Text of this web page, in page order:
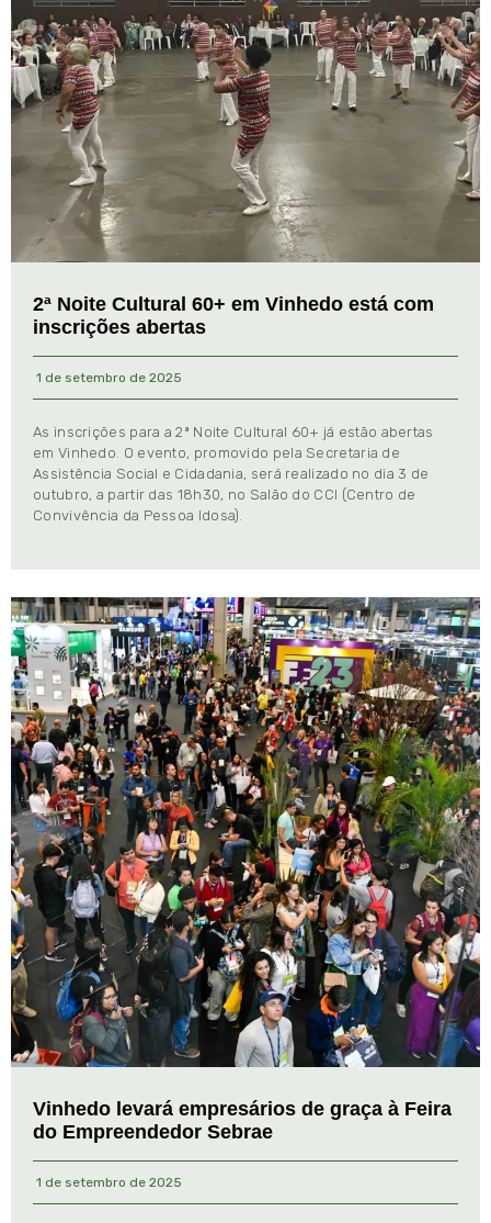
2ª Noite Cultural 60+ em Vinhedo está com
inscrições abertas
1 de setembro de 2025
As inscrições para a 2ª Noite Cultural 60+ já estão abertas
em Vinhedo. O evento, promovido pela Secretaria de
Assistência Social e Cidadania, será realizado no dia 3 de
outubro, a partir das 18h30, no Salão do CCI (Centro de
Convivência da Pessoa Idosa).
Vinhedo levará empresários de graça à Feira
do Empreendedor Sebrae
1 de setembro de 2025